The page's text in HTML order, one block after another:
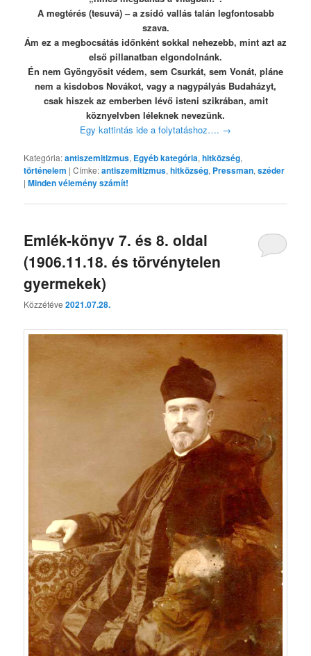
A megtérés (tesuvá) – a zsidó vallás talán legfontosabb
szava.
Ám ez a megbocsátás időnként sokkal nehezebb, mint azt az
első pillanatban elgondolnánk.
Én nem Gyöngyösit védem, sem Csurkát, sem Vonát, pláne
nem a kisdobos Novákot, vagy a nagypályás Budaházyt,
csak hiszek az emberben lévő isteni szikrában, amit
köznyelvben léleknek nevezünk.
Egy kattintás ide a folytatáshoz…. →
Kategória:antiszemitizmus, Egyéb kategória,hitközség,
történelem |Címke:antiszemitizmus,hitközség, Pressman,széder
|Minden vélemény számít!
Emlék-könyv 7. és 8. oldal
(1906.11.18. és törvénytelen
gyermekek)
Közzétéve2021.07.28.